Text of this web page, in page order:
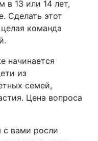
в 13 или 14 лет,
Сделать этот
команда
начинается
из
семей,
Цена вопроса
с вами росли